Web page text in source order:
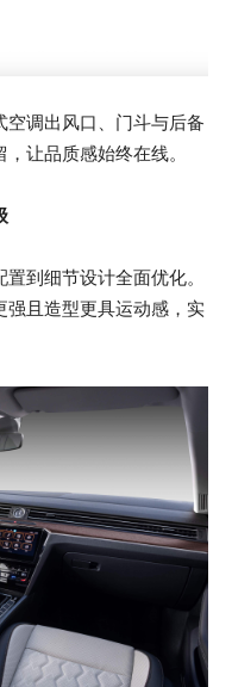
调出风口、门斗与后备
让品质感始终在线。
到细节设计全面优化。
强且造型更具运动感，实